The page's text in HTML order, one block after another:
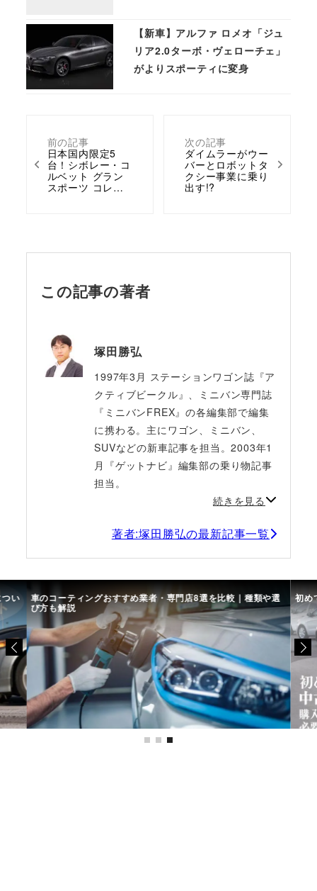
前の記事
日本国内限定5
台！シボレー・コ
ルベット グラン
スポーツ コレ…
次の記事
ダイムラーがウー
バーとロボットタ
クシー事業に乗り
出す!?
【新車】アルファ ロメオ「ジュ
リア2.0ターボ・ヴェローチェ」
がよりスポーティに変身
この記事の著者
塚田勝弘
1997年3月 ステーションワゴン誌『ア
クティブビークル』、ミニバン専門誌
『ミニバンFREX』の各編集部で編集
に携わる。主にワゴン、ミニバン、
SUVなどの新車記事を担当。2003年1
月『ゲットナビ』編集部の乗り物記事
担当。
続きを見る
著者:塚田勝弘の最新記事一覧
い 車のコーティングおすすめ業者・専門店8選を比較｜種類や選
び方も解説
初め